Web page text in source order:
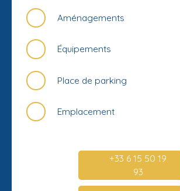
Aménagements
Équipements
Place de parking
Emplacement
+33 6 15 50 19
93